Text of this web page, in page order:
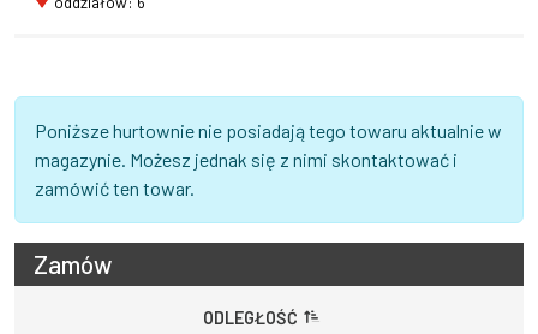
Poniższe hurtownie nie posiadają tego towaru aktualnie w
magazynie. Możesz jednak się z nimi skontaktować i
zamówić ten towar.
Zamów
ODLEGŁOŚĆ